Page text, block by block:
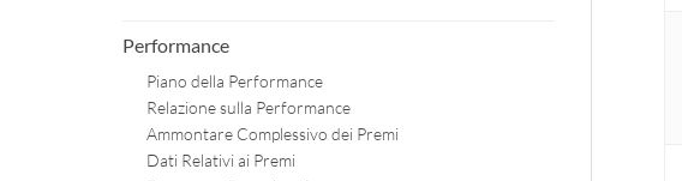
Performance
Piano della Performance
Relazione sulla Performance
Ammontare Complessivo dei Premi
Dati Relativi ai Premi